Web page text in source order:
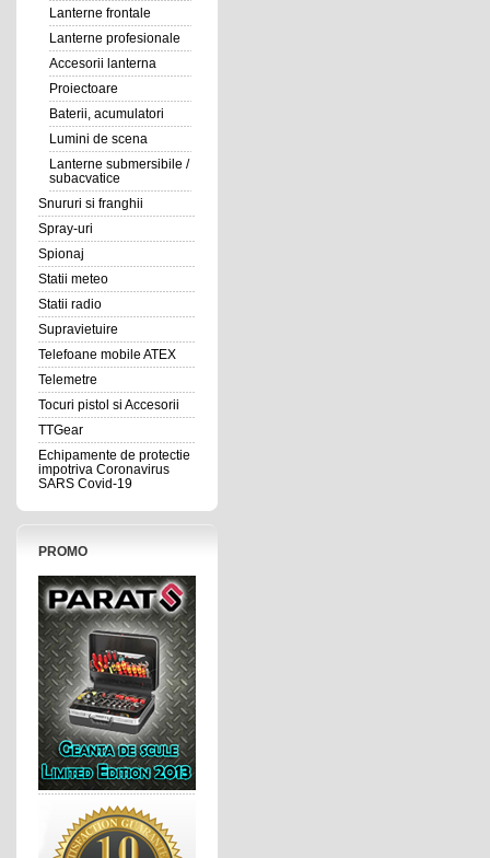
Lanterne frontale
Lanterne profesionale
Accesorii lanterna
Proiectoare
Baterii, acumulatori
Lumini de scena
Lanterne submersibile /
subacvatice
Snururi si franghii
Spray-uri
Spionaj
Statii meteo
Statii radio
Supravietuire
Telefoane mobile ATEX
Telemetre
Tocuri pistol si Accesorii
TTGear
Echipamente de protectie
impotriva Coronavirus
SARS Covid-19
PROMO